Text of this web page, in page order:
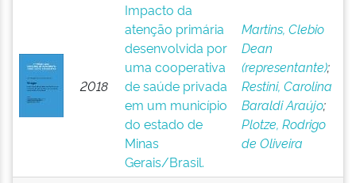
2018
Impacto da
atenção primária
desenvolvida por
uma cooperativa
de saúde privada
em um município
do estado de
Minas
Gerais/Brasil.
Martins, Clebio
Dean
(representante);
Restini, Carolina
Baraldi Araújo;
Plotze, Rodrigo
de Oliveira